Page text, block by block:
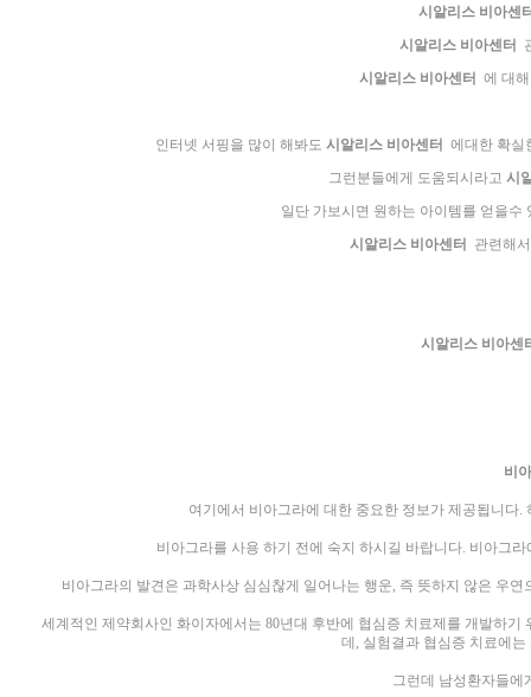
시알리스 비아센
시알리스 비아센터
시알리스 비아센터 에 대
인터넷 서핑을 많이 해봐도 시알리스 비아센터 에대한 확실
그런분들에게 도움되시라고 시
일단 가보시면 원하는 아이템를 얻을수
시알리스 비아센터
관련해
시알리스 비아센
비
여기에서 비아그라에 대한 중요한 정보가 제공됩니다
비아그라를 사용 하기 전에 숙지 하시길 바랍니다. 비아그
비아그라의 발견은 과학사상 심심찮게 일어나는 행운, 즉 뜻하지 않은 우
세계적인 제약회사인 화이자에서는 80년대 후반에 협심증 치료제를 개발하
데, 실험결과 협심증 치료에
그런데 남성환자들에